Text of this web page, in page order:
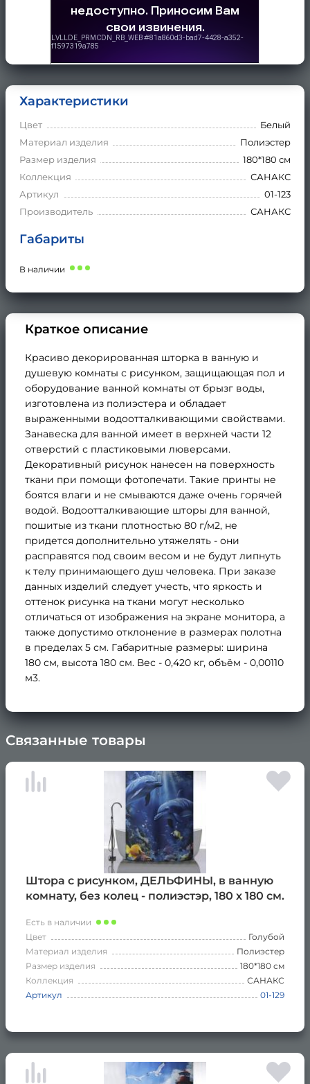
Характеристики
Цвет
Белый
Материал изделия
Полиэстер
Размер изделия
180*180 см
Коллекция
САНАКС
Артикул
01-123
Производитель
САНАКС
Габариты
В наличии
Краткое описание
Красиво декорированная шторка в ванную и
душевую комнаты с рисунком, защищающая пол и
оборудование ванной комнаты от брызг воды,
изготовлена из полиэстера и обладает
выраженными водоотталкивающими свойствами.
Занавеска для ванной имеет в верхней части 12
отверстий с пластиковыми люверсами.
Декоративный рисунок нанесен на поверхность
ткани при помощи фотопечати. Такие принты не
боятся влаги и не смываются даже очень горячей
водой. Водоотталкивающие шторы для ванной,
пошитые из ткани плотностью 80 г/м2, не
придется дополнительно утяжелять - они
расправятся под своим весом и не будут липнуть
к телу принимающего душ человека. При заказе
данных изделий следует учесть, что яркость и
оттенок рисунка на ткани могут несколько
отличаться от изображения на экране монитора, а
также допустимо отклонение в размерах полотна
в пределах 5 см. Габаритные размеры: ширина
180 см, высота 180 см. Вес - 0,420 кг, объём - 0,00110
м3.
Связанные товары
Штора с рисунком, ДЕЛЬФИНЫ, в ванную
комнату, без колец - полиэстэр, 180 х 180 см.
Есть в наличии
Цвет
Голубой
Материал изделия
Полиэстер
Размер изделия
180*180 см
Коллекция
САНАКС
Артикул
01-129